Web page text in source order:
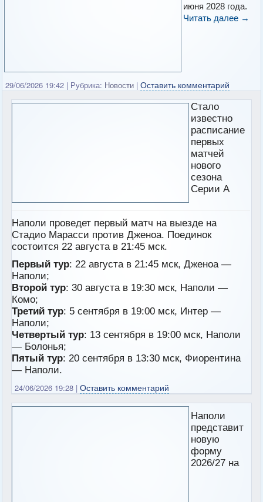
июня 2028 года.
Читать далее →
29/06/2026 19:42 | Рубрика: Новости | Оставить комментарий
Стало
известно
расписание
первых
матчей
нового
сезона
Серии А
Наполи проведет первый матч на выезде на
Стадио Марасси против Дженоа. Поединок
состоится 22 августа в 21:45 мск.
Первый тур: 22 августа в 21:45 мск, Дженоа —
Наполи;
Второй тур: 30 августа в 19:30 мск, Наполи —
Комо;
Третий тур: 5 сентября в 19:00 мск, Интер —
Наполи;
Четвертый тур: 13 сентября в 19:00 мск, Наполи
— Болонья;
Пятый тур: 20 сентября в 13:30 мск, Фиорентина
— Наполи.
24/06/2026 19:28 | Оставить комментарий
Наполи
представит
новую
форму
2026/27 на